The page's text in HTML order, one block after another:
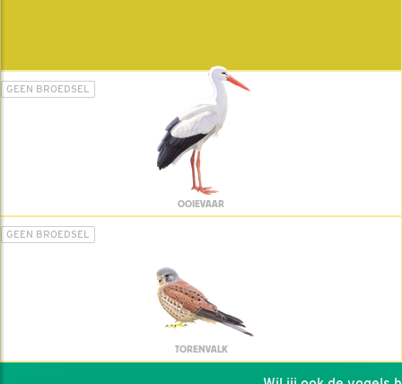
GEEN BROEDSEL
OOIEVAAR
GEEN BROEDSEL
TORENVALK